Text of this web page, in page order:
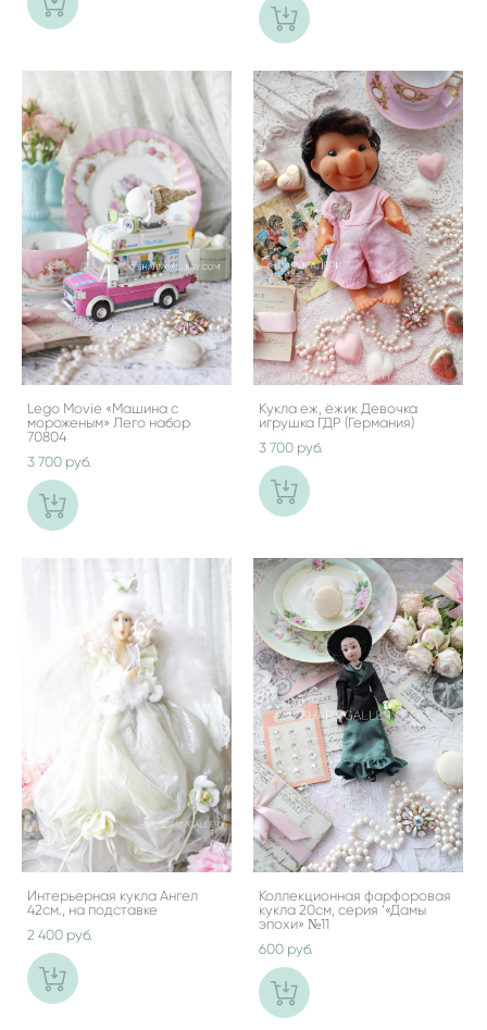
Lego Movie «Машина с
мороженым» Лего набор
70804
3 700 pуб.
Кукла еж, ёжик Девочка
игрушка ГДР (Германия)
3 700 pуб.
Интерьерная кукла Ангел
42см., на подставке
2 400 pуб.
Коллекционная фарфоровая
кукла 20см, серия ‘«Дамы
эпохи» №11
600 pуб.